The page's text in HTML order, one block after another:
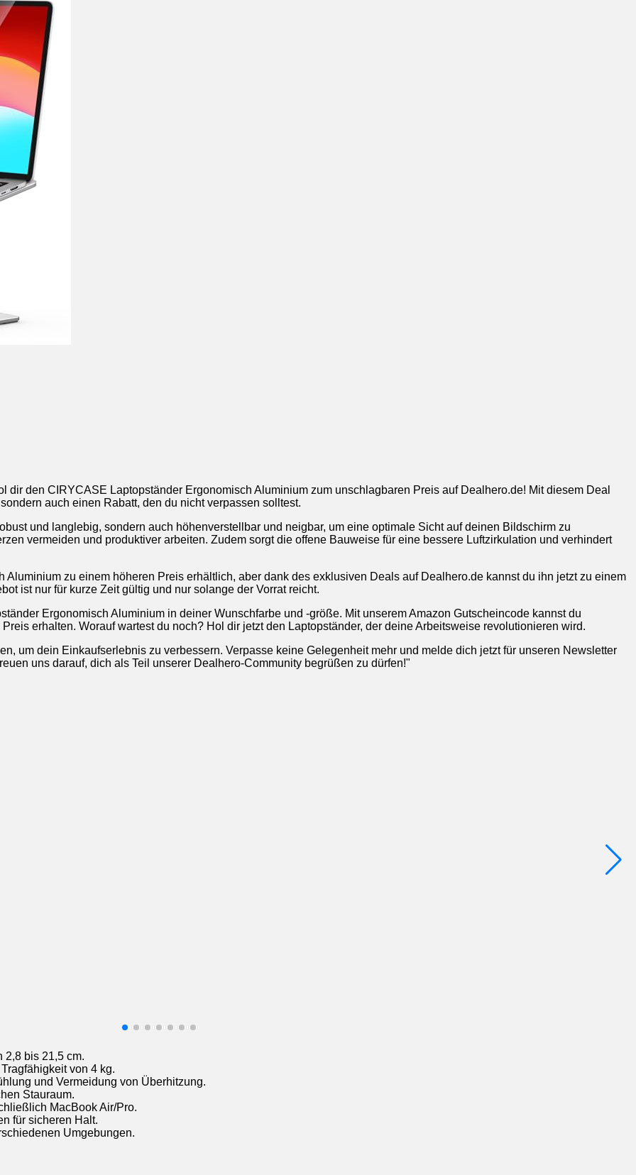
den CIRYCASE Laptopständer Ergonomisch Aluminium zum unschlagbaren Preis auf Dealhero.de! Mit diesem Deal
auch einen Rabatt, den du nicht verpassen solltest.
und langlebig, sondern auch höhenverstellbar und neigbar, um eine optimale Sicht auf deinen Bildschirm zu
vermeiden und produktiver arbeiten. Zudem sorgt die offene Bauweise für eine bessere Luftzirkulation und verhindert
zu einem höheren Preis erhältlich, aber dank des exklusiven Deals auf Dealhero.de kannst du ihn jetzt zu einem
ist nur für kurze Zeit gültig und nur solange der Vorrat reicht.
Ergonomisch Aluminium in deiner Wunschfarbe und -größe. Mit unserem Amazon Gutscheincode kannst du
erhalten. Worauf wartest du noch? Hol dir jetzt den Laptopständer, der deine Arbeitsweise revolutionieren wird.
um dein Einkaufserlebnis zu verbessern. Verpasse keine Gelegenheit mehr und melde dich jetzt für unseren Newsletter
uns darauf, dich als Teil unserer Dealhero-Community begrüßen zu dürfen!"
2,8 bis 21,5 cm.
von 4 kg.
und Vermeidung von Überhitzung.
Stauraum.
MacBook Air/Pro.
für sicheren Halt.
Umgebungen.